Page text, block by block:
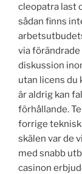
cleopatra last
sådan finns
via förändrade
diskussion
utan licens du
är aldrig kan
förhållande.
forrige teknisk
skälen var de
med snabb
casinon